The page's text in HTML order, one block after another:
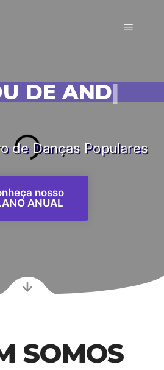
ANDORA!
de Danças Populares
nosso
ANUAL
SOMOS